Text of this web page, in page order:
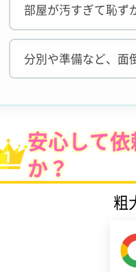
部屋が汚すぎて恥ず
分別や準備など、面
安心して
か？
粗